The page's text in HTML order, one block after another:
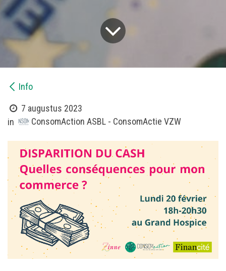
Info
7 augustus 2023
in
ConsomAction ASBL - ConsomActie VZW